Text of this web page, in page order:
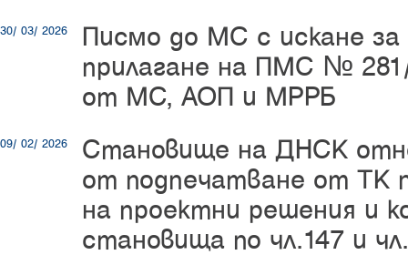
30/ 03/ 2026
Писмо до МС с искане за
прилагане на ПМС №
от МС, АОП и МРРБ
09/ 02/ 2026
Становище на ДНСК
от подпечатване от ТК
на проектни решения и
становища по чл.147 и